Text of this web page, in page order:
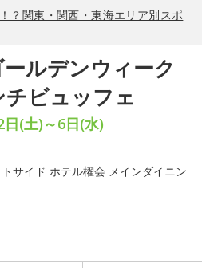
？関東・関西・東海エリア別スポ
ルデンウィーク
ビュッフェ
(土)～6日(水)
サイド ホテル櫂会 メインダイニン